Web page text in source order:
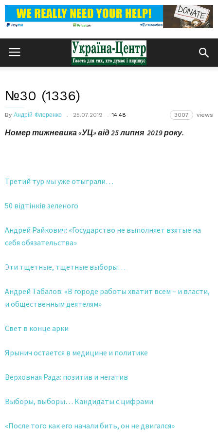
№30 (1336)
By Андрій Флоренко 25.07.2019 14:48 3007 views
Номер тижневика «УЦ» від 25 липня 2019 року.
Третий тур мы уже отыграли…
50 відтінків зеленого
Андрей Райкович: «Государство не выполняет взятые на
себя обязательства»
Эти тщетные, тщетные выборы…
Андрей Табалов: «В городе работы хватит всем – и власти,
и общественным деятелям»
Свет в конце арки
Ярынич остается в медицине и политике
Верховная Рада: позитив и негатив
Выборы, выборы… Кандидаты с цифрами
«После того как его начали бить, он не двигался»